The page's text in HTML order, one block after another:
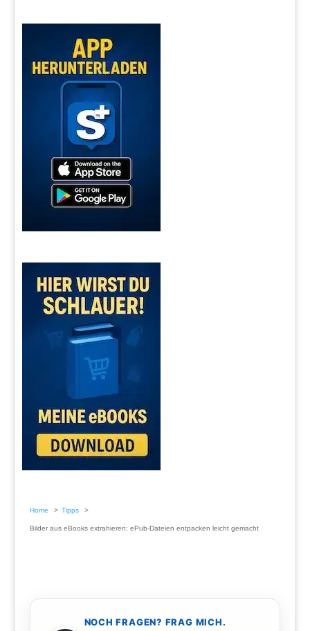
Home Tipps
Bilder aus eBooks extrahieren: ePub-Dateien entpacken leicht gemacht
NOCH FRAGEN? FRAG MICH.